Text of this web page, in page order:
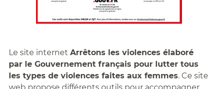
Le site internet Arrêtons les violences élaboré
par le Gouvernement français pour lutter tous
les types de violences faites aux femmes. Ce site